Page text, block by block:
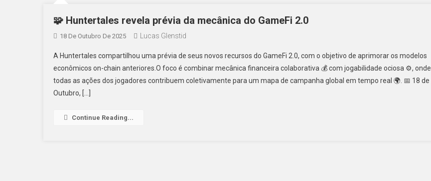
🧩 Huntertales revela prévia da mecânica do GameFi 2.0
18 De Outubro De 2025 Lucas Glenstid
A Huntertales compartilhou uma prévia de seus novos recursos do GameFi 2.0, com o objetivo de aprimorar os modelos
econômicos on-chain anteriores.O foco é combinar mecânica financeira colaborativa 💰 com jogabilidade ociosa ⚙️, onde
todas as ações dos jogadores contribuem coletivamente para um mapa de campanha global em tempo real 🌍. 📅 18 de
Outubro, […]
Continue Reading...